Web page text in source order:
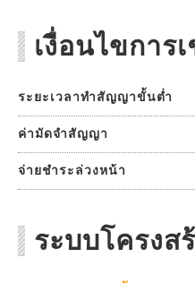
เงื่อนไขการ
ระยะเวลาทำสัญญาขั้นต่ำ
ค่ามัดจำสัญญา
จ่ายชำระล่วงหน้า
ระบบโครงส